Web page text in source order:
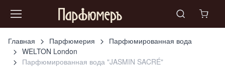
Главная Парфюмерия
Парфюмированная вода
WELTON London
Парфюмированная вода "JASMIN SACRÉ"